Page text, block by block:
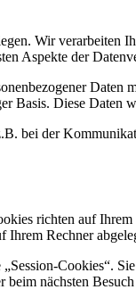
Wir
Aspekte der
Basis. Diese Daten
bei der
richten auf
Rechner
Cookies“.
nächsten